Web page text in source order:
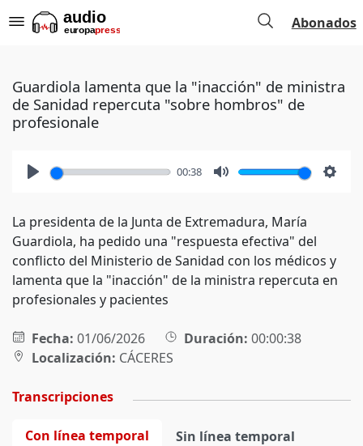
Abonados
Guardiola lamenta que la "inacción" de ministra
de Sanidad repercuta "sobre hombros" de
profesionale
00:38
La presidenta de la Junta de Extremadura, María
Guardiola, ha pedido una "respuesta efectiva" del
conflicto del Ministerio de Sanidad con los médicos y
lamenta que la "inacción" de la ministra repercuta en
profesionales y pacientes
Fecha: 01/06/2026 Duración: 00:00:38
Localización: CÁCERES
Transcripciones
Con línea temporal Sin línea temporal